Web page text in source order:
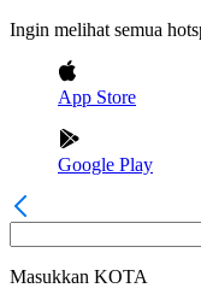
Ingin melihat semua
App Store
Google Play
Masukkan KOTA